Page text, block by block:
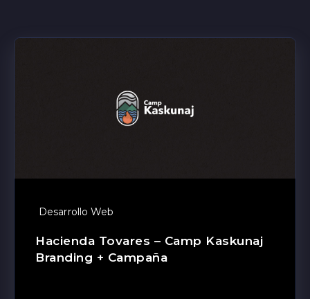
Desarrollo Web
Hacienda Tovares – Camp Kaskunaj
Branding + Campaña